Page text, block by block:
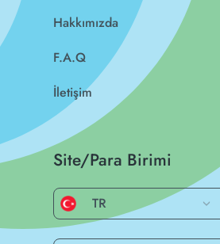
Hakkımızda
F.A.Q
İletişim
Site/Para Birimi
TR